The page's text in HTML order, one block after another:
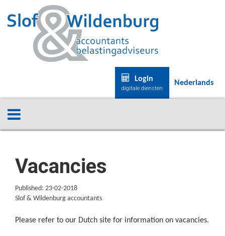
Login
digitale diensten
Nederlands
Vacancies
Published: 23-02-2018
Slof & Wildenburg accountants
Please refer to our Dutch site for information on vacancies.